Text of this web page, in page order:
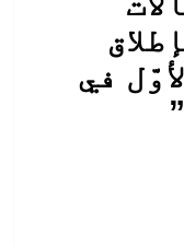
في
”